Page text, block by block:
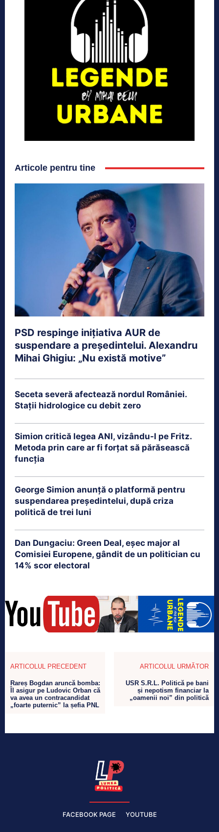
Articole pentru tine
PSD respinge inițiativa AUR de
suspendare a președintelui. Alexandru
Mihai Ghigiu: „Nu există motive”
Seceta severă afectează nordul României.
Stații hidrologice cu debit zero
Simion critică legea ANI, vizându-l pe Fritz.
Metoda prin care ar fi forțat să părăsească
funcția
George Simion anunță o platformă pentru
suspendarea președintelui, după criza
politică de trei luni
Dan Dungaciu: Green Deal, eșec major al
Comisiei Europene, gândit de un politician cu
14% scor electoral
ARTICOLUL PRECEDENT
Rareș Bogdan aruncă bomba:
Îl asigur pe Ludovic Orban că
va avea un contracandidat
„foarte puternic” la șefia PNL
ARTICOLUL URMĂTOR
USR S.R.L. Politică pe bani
și nepotism financiar la
„oamenii noi” din politică
FACEBOOK PAGE YOUTUBE